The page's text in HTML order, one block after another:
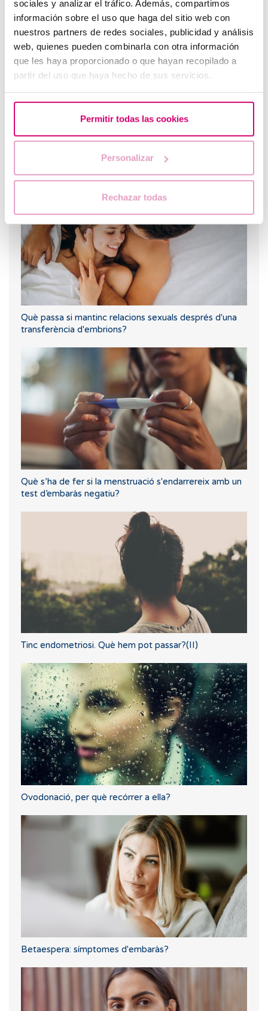
sociales y analizar el tráfico. Además, compartimos
información sobre el uso que haga del sitio web con
nuestros partners de redes sociales, publicidad y análisis
web, quienes pueden combinarla con otra información
que les haya proporcionado o que hayan recopilado a
partir del uso que haya hecho de sus servicios.
Permitir todas las cookies
Personalizar
Rechazar todas
Primera ecografia després d'una FIV o ovodonació
Spotting: Què és i com afecta a la fertilitat?
Què passa si mantinc relacions sexuals després d'una
transferència d'embrions?
Què s’ha de fer si la menstruació s'endarrereix amb un
test d’embaràs negatiu?
Tinc endometriosi. Què hem pot passar?(II)
Ovodonació, per què recórrer a ella?
Betaespera: símptomes d'embaràs?